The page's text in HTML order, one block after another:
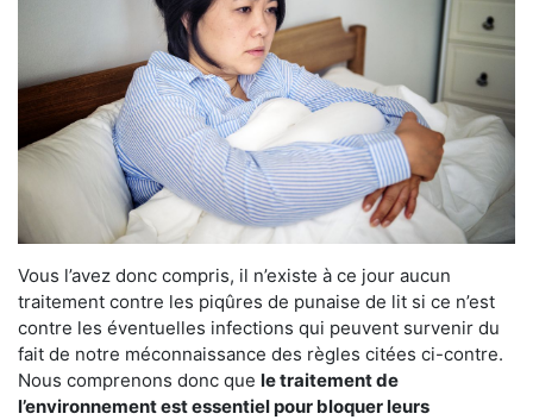
Vous l’avez donc compris, il n’existe à ce jour aucun
traitement contre les piqûres de punaise de lit si ce n’est
contre les éventuelles infections qui peuvent survenir du
fait de notre méconnaissance des règles citées ci-contre.
Nous comprenons donc que le traitement de
l’environnement est essentiel pour bloquer leurs